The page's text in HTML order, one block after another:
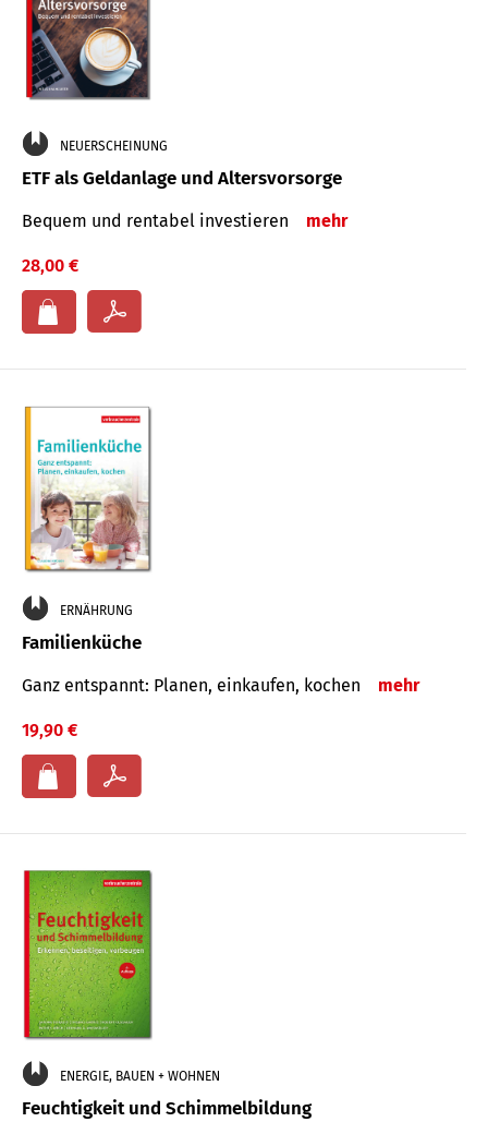
NEUERSCHEINUNG
ETF als Geldanlage und Altersvorsorge
Bequem und rentabel investieren mehr
28,00 €
ERNÄHRUNG
Familienküche
Ganz entspannt: Planen, einkaufen, kochen mehr
19,90 €
ENERGIE, BAUEN + WOHNEN
Feuchtigkeit und Schimmelbildung